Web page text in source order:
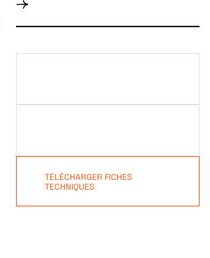
TÉLÉCHARGER FICHES
TECHNIQUES